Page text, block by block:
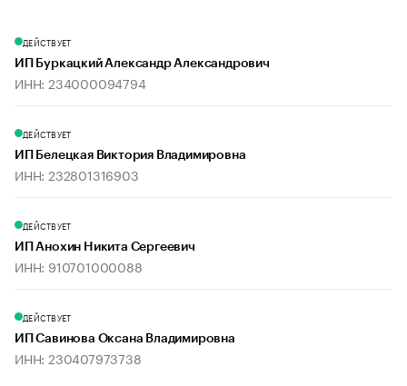
ДЕЙСТВУЕТ
ИП Буркацкий Александр Александрович
ИНН: 234000094794
ДЕЙСТВУЕТ
ИП Белецкая Виктория Владимировна
ИНН: 232801316903
ДЕЙСТВУЕТ
ИП Анохин Никита Сергеевич
ИНН: 910701000088
ДЕЙСТВУЕТ
ИП Савинова Оксана Владимировна
ИНН: 230407973738